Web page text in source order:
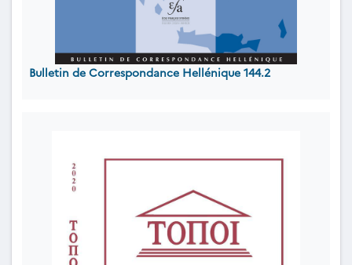
Bulletin de Correspondance Hellénique 144.2